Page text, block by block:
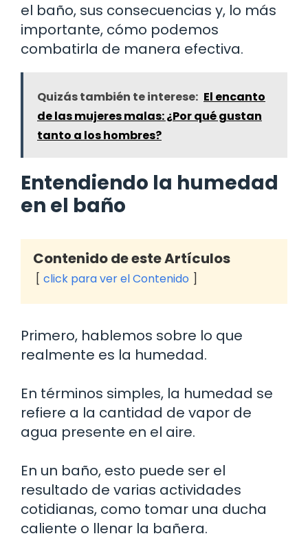
el baño, sus consecuencias y, lo más
importante, cómo podemos
combatirla de manera efectiva.
Quizás también te interese: El encanto
de las mujeres malas: ¿Por qué gustan
tanto a los hombres?
Entendiendo la humedad
en el baño
Contenido de este Artículos
click para ver el Contenido
Primero, hablemos sobre lo que
realmente es la humedad.
En términos simples, la humedad se
refiere a la cantidad de vapor de
agua presente en el aire.
En un baño, esto puede ser el
resultado de varias actividades
cotidianas, como tomar una ducha
caliente o llenar la bañera.